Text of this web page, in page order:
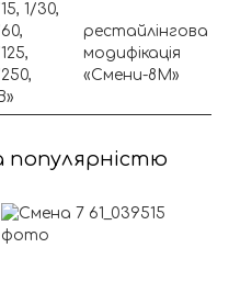
1/30,
рестайлінгова
модифікація
«Смени-8М»
популярністю